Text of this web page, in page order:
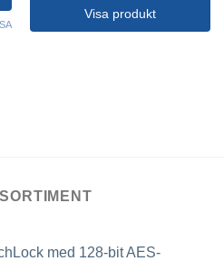
Visa produkt
med 128-bit AES-